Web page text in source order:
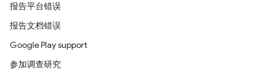
报告平台错误
报告文档错误
Google Play support
参加调查研究